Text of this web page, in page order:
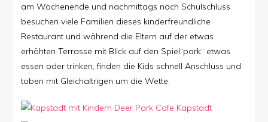
am Wochenende und nachmittags nach Schulschluss
besuchen viele Familien dieses kinderfreundliche
Restaurant und während die Eltern auf der etwas
erhöhten Terrasse mit Blick auf den Spiel“park“ etwas
essen oder trinken, finden die Kids schnell Anschluss und
toben mit Gleichaltrigen um die Wette.